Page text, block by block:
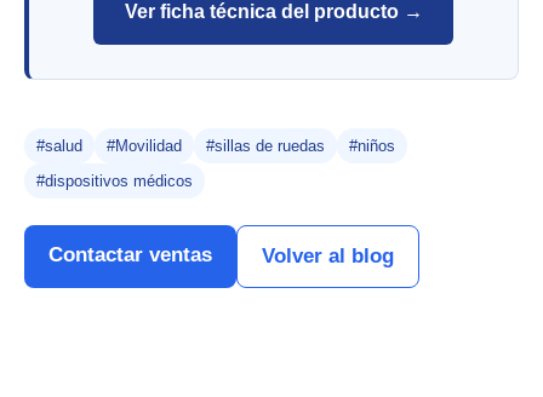
Ver ficha técnica del producto →
#salud #Movilidad #sillas de ruedas
#niños
#dispositivos médicos
Contactar ventas Volver al blog